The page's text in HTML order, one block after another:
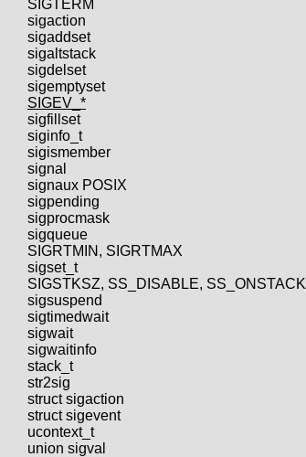
SIGTERM
sigaction
sigaddset
sigaltstack
sigdelset
sigemptyset
SIGEV_*
sigfillset
siginfo_t
sigismember
signal
signaux POSIX
sigpending
sigprocmask
sigqueue
SIGRTMIN, SIGRTMAX
sigset_t
SIGSTKSZ, SS_DISABLE, SS_ONSTACK
sigsuspend
sigtimedwait
sigwait
sigwaitinfo
stack_t
str2sig
struct sigaction
struct sigevent
ucontext_t
union sigval